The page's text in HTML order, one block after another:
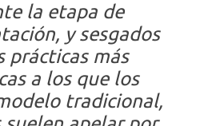
la etapa de
y sesgados
prácticas más
a los que los
tradicional,